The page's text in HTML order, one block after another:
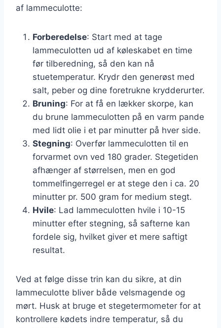
af lammeculotte:
Forberedelse: Start med at tage
lammeculotten ud af køleskabet en time
før tilberedning, så den kan nå
stuetemperatur. Krydr den generøst med
salt, peber og dine foretrukne krydderurter.
Bruning: For at få en lækker skorpe, kan
du brune lammeculotten på en varm pande
med lidt olie i et par minutter på hver side.
Stegning: Overfør lammeculotten til en
forvarmet ovn ved 180 grader. Stegetiden
afhænger af størrelsen, men en god
tommelfingerregel er at stege den i ca. 20
minutter pr. 500 gram for medium stegt.
Hvile: Lad lammeculotten hvile i 10-15
minutter efter stegning, så safterne kan
fordele sig, hvilket giver et mere saftigt
resultat.
Ved at følge disse trin kan du sikre, at din
lammeculotte bliver både velsmagende og
mørt. Husk at bruge et stegetermometer for at
kontrollere kødets indre temperatur, så du